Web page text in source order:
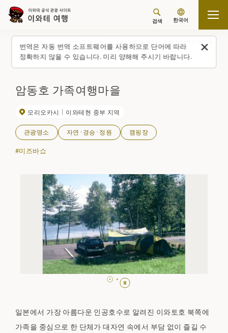
번역은 자동 번역 소프트웨어를 사용하므로 단어에 따라
정확하지 않을 수 있습니다. 미리 양해해 주시기 바랍니다.
검색 한국어
암동호 가족여행마을
모리오카시 이와테현 중부 지역
관광명소 자연·경승·정원 캠핑장
#미즈바쇼
일본에서 가장 아름다운 인공호수로 알려진 이와토호 북쪽에
가족을 중심으로 한 단체가 대자연 속에서 부담 없이 즐길 수